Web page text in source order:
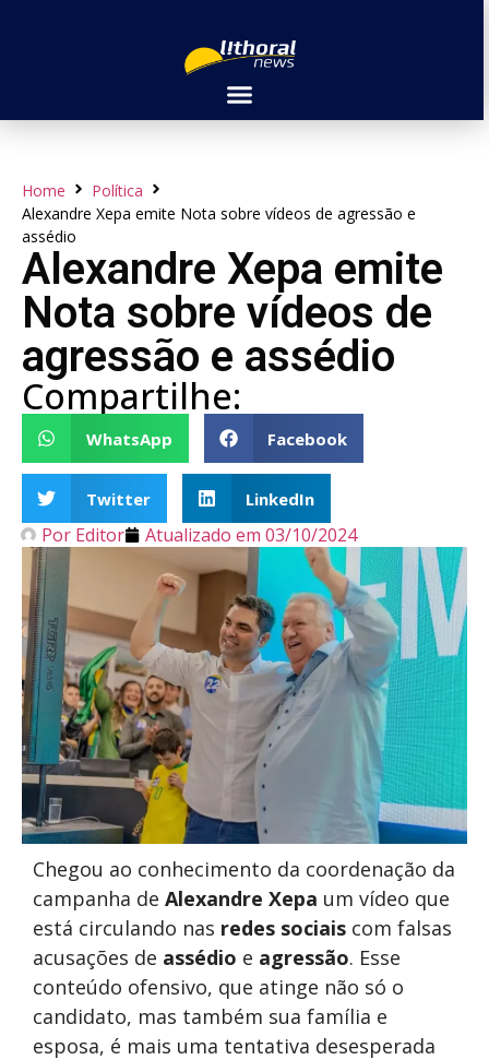
Home
Política
Alexandre Xepa emite Nota sobre vídeos de agressão e
assédio
Alexandre Xepa emite
Nota sobre vídeos de
agressão e assédio
Compartilhe:
WhatsApp Facebook
Twitter LinkedIn
Por Editor Atualizado em 03/10/2024
Chegou ao conhecimento da coordenação da
campanha de Alexandre Xepa um vídeo que
está circulando nas redes sociais com falsas
acusações de assédio e agressão. Esse
conteúdo ofensivo, que atinge não só o
candidato, mas também sua família e
esposa, é mais uma tentativa desesperada